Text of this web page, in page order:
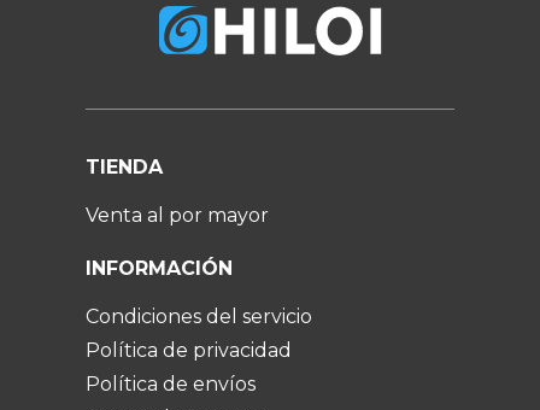
TIENDA
Venta al por mayor
INFORMACIÓN
Condiciones del servicio
Política de privacidad
Política de envíos